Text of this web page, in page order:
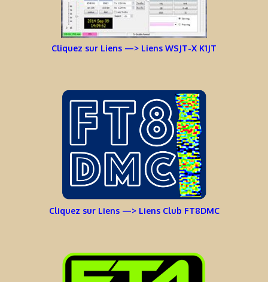
Cliquez sur Liens —> Liens WSJT-X K1JT
Cliquez sur Liens —> Liens Club FT8DMC